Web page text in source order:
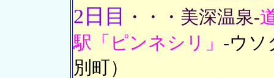
2日目 ・・・美深温泉-
駅「ピンネシリ」 -ウソ
別町）